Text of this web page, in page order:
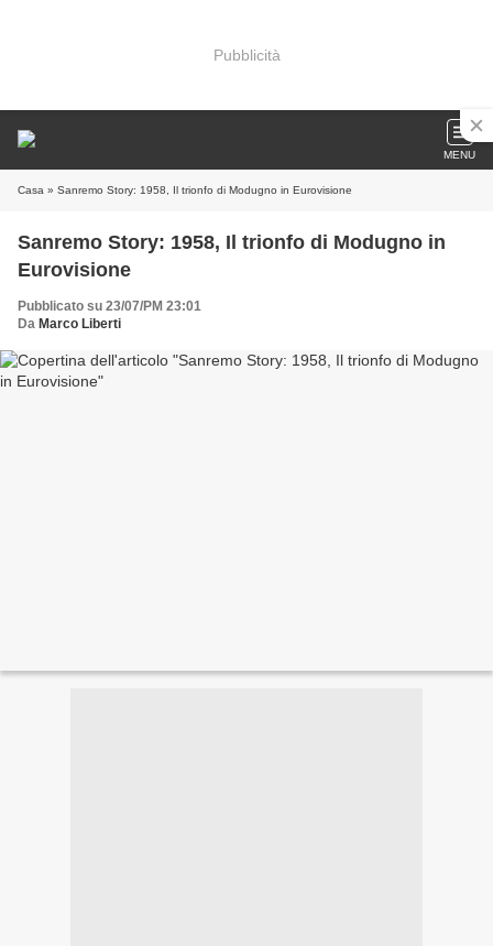
Pubblicità
MENU
Casa » Sanremo Story: 1958, Il trionfo di Modugno in Eurovisione
Sanremo Story: 1958, Il trionfo di Modugno in
Eurovisione
Pubblicato su 23/07/PM 23:01
Da Marco Liberti